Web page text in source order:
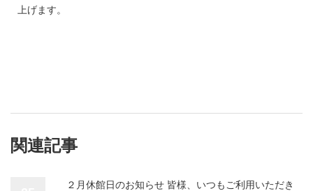
上げます。
関連記事
２月休館日のお知らせ 皆様、いつもご利用いただき